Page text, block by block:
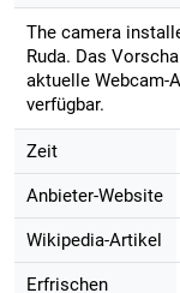
The camera
Ruda. Das
aktuelle Webcam-
verfügbar.
Zeit
Anbieter-Website
Wikipedia-Artikel
Erfrischen